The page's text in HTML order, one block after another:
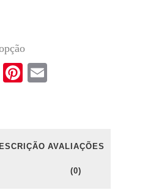
WhatsApp
Pinterest
AVALIAÇÕES
(0)